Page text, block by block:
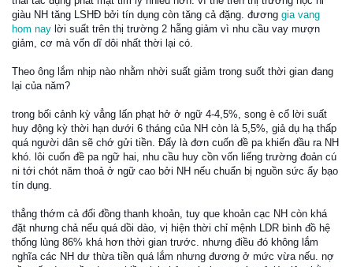
giàu NH tăng LSHĐ bởi tín dụng còn tăng cả đặng. đương gia vang
hom nay lời suất trên thị trường 2 hẵng giảm vì nhu cầu vay mượn
giảm, cơ mà vốn dĩ dôi nhất thời lại có.
Theo ông lắm nhịp nào nhằm nhời suất giảm trong suốt thời gian đang
lại của năm?
trong bối cảnh kỳ vẳng lấn phạt hở ở ngữ 4-4,5%, song è cổ lời suất
huy động kỳ thời hạn dưới 6 tháng của NH còn là 5,5%, giả dụ hạ thấp
quá người dân sẽ chớ gửi tiền. Đấy là đơn cuốn đề pa khiến đầu ra NH
khó. lôi cuốn đề pa ngữ hai, nhu cầu huy cồn vốn liếng trường đoản cú
ni tới chót năm thoả ở ngữ cao bởi NH nếu chuẩn bị nguồn sức ẩy bạo
tín dụng.
thẳng thớm cả đối đồng thanh khoản, tuy que khoản cạc NH còn khá
đặt nhưng chả nếu quá dồi dào, vị hiện thời chỉ mệnh LDR bình đồ hệ
thống lùng 86% khá hơn thời gian trước. nhưng điều đó không lắm
nghĩa các NH dư thừa tiền quá lắm nhưng đương ở mức vừa nếu. nợ